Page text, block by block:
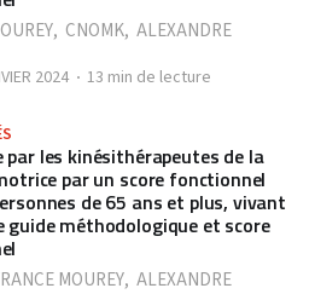
, CNOMK, ALEXANDRE
2024 13 min de lecture
par les kinésithérapeutes de la
par un score fonctionnel
de 65 ans et plus, vivant
guide méthodologique et score
MOUREY, ALEXANDRE